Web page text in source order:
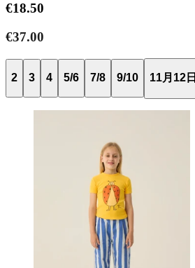
€18.50
€37.00
2 3 4 5/6 7/8 9/10 11月12日